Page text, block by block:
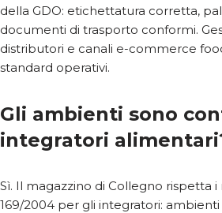
della GDO: etichettatura corretta,
documenti di trasporto conformi.
distributori e canali e-commerce
standard operativi.
Gli ambienti sono
integratori
Sì. Il magazzino di Collegno rispetta i
169/2004 per gli integratori: ambienti